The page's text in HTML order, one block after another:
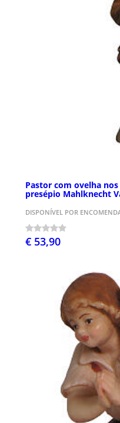
Pastor com ovelha
presépio Mahlknecht
DISPONÍVEL POR
€ 53,90